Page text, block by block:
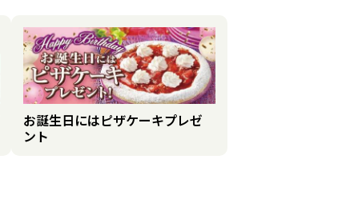
お誕生日にはピザケーキプレゼ
ント